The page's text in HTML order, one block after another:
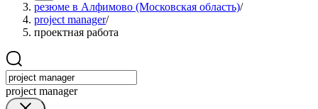
резюме в Алфимово (Московская область)/
project manager/
проектная работа
project manager